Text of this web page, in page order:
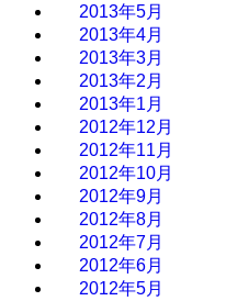
2013年5月
2013年4月
2013年3月
2013年2月
2013年1月
2012年12月
2012年11月
2012年10月
2012年9月
2012年8月
2012年7月
2012年6月
2012年5月